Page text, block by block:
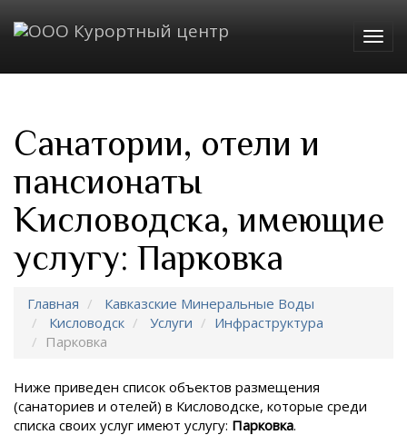
Санатории, отели и
пансионаты
Кисловодска, имеющие
услугу: Парковка
Главная
Кавказские Минеральные Воды
Кисловодск
Услуги
Инфраструктура
Парковка
Ниже приведен список объектов размещения
(санаториев и отелей) в Кисловодске, которые среди
списка своих услуг имеют услугу: Парковка.